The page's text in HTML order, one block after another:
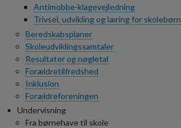
Antimobbe-klagevejledning
Trivsel, udvikling og læring for skolebørn
Beredskabsplaner
Skoleudviklingssamtaler
Resultater og nøgletal
Forældretilfredshed
Inklusion
Forældreforeningen
Undervisning
Fra børnehave til skole